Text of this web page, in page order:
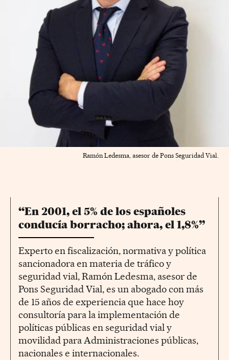
Ramón Ledesma, asesor de Pons Seguridad Vial.
“En 2001, el 5% de los españoles
conducía borracho; ahora, el 1,8%”
Experto en fiscalización, normativa y política
sancionadora en materia de tráfico y
seguridad vial, Ramón Ledesma, asesor de
Pons Seguridad Vial, es un abogado con más
de 15 años de experiencia que hace hoy
consultoría para la implementación de
políticas públicas en seguridad vial y
movilidad para Administraciones públicas,
nacionales e internacionales.